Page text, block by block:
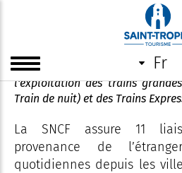
fr
Gare SNCF
La SNCF (Société Nationale des
l'exploitation des trains
Train de nuit) et des Trains
La SNCF assure 11
provenance de
quotidiennes depuis les